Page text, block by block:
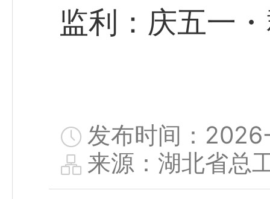
监利：庆五一
发布时间：
来源：湖北省总